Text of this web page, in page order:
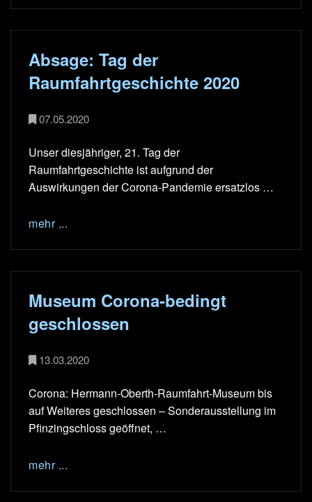
Absage: Tag der
Raumfahrtgeschichte 2020
07.05.2020
Unser diesjähriger, 21. Tag der
Raumfahrtgeschichte ist aufgrund der
Auswirkungen der Corona-Pandemie ersatzlos …
mehr ...
Museum Corona-bedingt
geschlossen
13.03.2020
Corona: Hermann-Oberth-Raumfahrt-Museum bis
auf Weiteres geschlossen – Sonderausstellung im
Pfinzingschloss geöffnet, …
mehr ...